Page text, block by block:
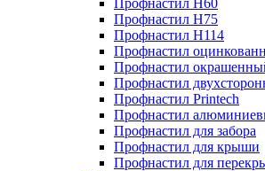
Профнастил H60
Профнастил H75
Профнастил H114
Профнастил
Профнастил
Профнастил
Профнастил Printech
Профнастил
Профнастил для забора
Профнастил для крыши
Профнастил для